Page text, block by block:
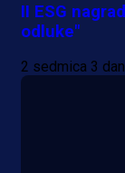
II ESG
odluke"
2 sedmica 3 dan